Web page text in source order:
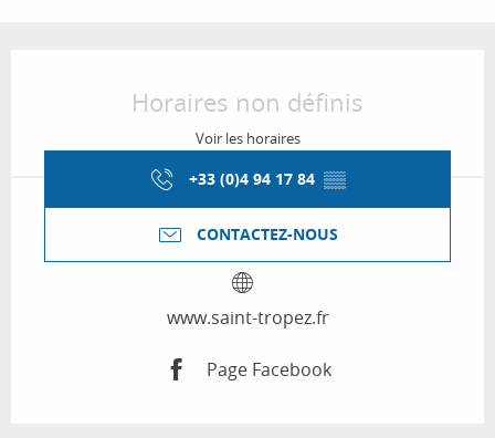
Horaires non définis
Voir les horaires
+33 (0)4 94 17 84 ▒▒
CONTACTEZ-NOUS
www.saint-tropez.fr
Page Facebook